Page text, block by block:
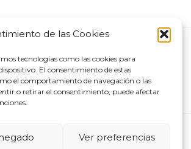
de las Cookies
tecnologías como las cookies para
El consentimiento de estas
el comportamiento de navegación o las
o retirar el consentimiento, puede afectar
Ver preferencias